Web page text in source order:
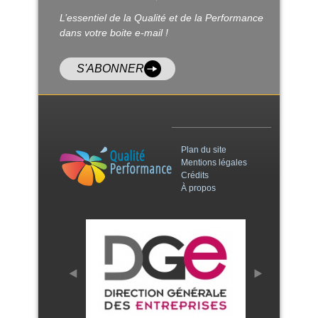
L’essentiel de la Qualité et de la Performance
dans votre boite e-mail !
S'ABONNER
Plan du site
Mentions légales
Crédits
À propos